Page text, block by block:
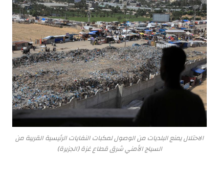
الاحتلال يمنع البلديات من الوصول لمكبات النفايات الرئيسية القريبة من
السياج الأمني شرق قطاع غزة (الجزيرة)